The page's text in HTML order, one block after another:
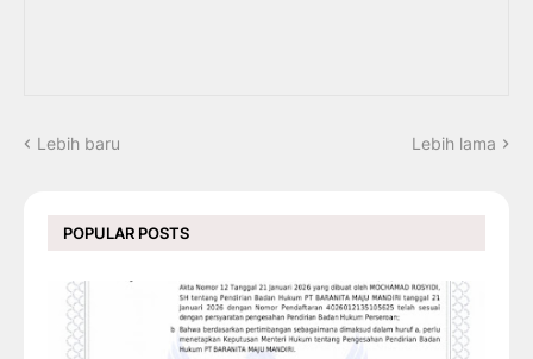
Lebih baru Lebih lama
POPULAR POSTS